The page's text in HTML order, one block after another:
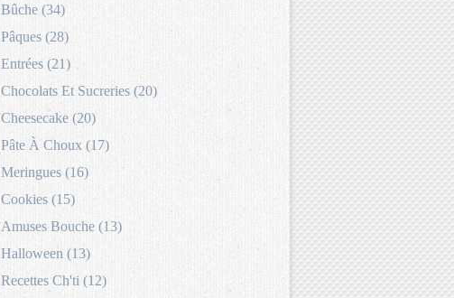
Bûche (34)
Pâques (28)
Entrées (21)
Chocolats Et Sucreries (20)
Cheesecake (20)
Pâte À Choux (17)
Meringues (16)
Cookies (15)
Amuses Bouche (13)
Halloween (13)
Recettes Ch'ti (12)